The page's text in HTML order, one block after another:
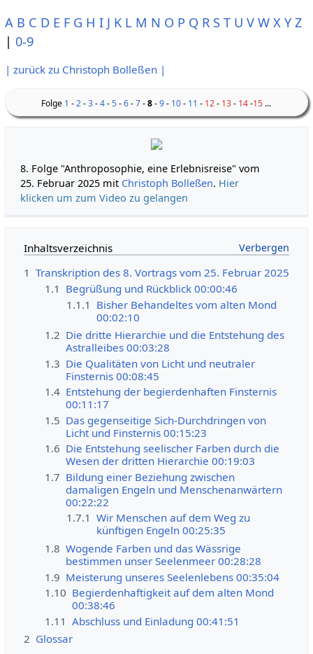
A B C D E F G H I J K L M N O P Q R S T U V W X Y Z
| 0-9
| zurück zu Christoph Bolleßen |
Folge 1 -2-3-4-5-6-7-8-9- 10- 11 - 12- 13- 14-15 ...
8. Folge "Anthroposophie, eine Erlebnisreise" vom
25. Februar 2025 mit Christoph Bolleßen. Hier
klicken um zum Video zu gelangen
Inhaltsverzeichnis
1 Transkription des 8. Vortrags vom 25. Februar 2025
1.1 Begrüßung und Rückblick 00:00:46
1.1.1 Bisher Behandeltes vom alten Mond
00:02:10
1.2 Die dritte Hierarchie und die Entstehung des
Astralleibes 00:03:28
1.3 Die Qualitäten von Licht und neutraler
Finsternis 00:08:45
1.4 Entstehung der begierdenhaften Finsternis
00:11:17
1.5 Das gegenseitige Sich-Durchdringen von
Licht und Finsternis 00:15:23
1.6 Die Entstehung seelischer Farben durch die
Wesen der dritten Hierarchie 00:19:03
1.7 Bildung einer Beziehung zwischen
damaligen Engeln und Menschenanwärtern
00:22:22
1.7.1 Wir Menschen auf dem Weg zu
künftigen Engeln 00:25:35
1.8 Wogende Farben und das Wässrige
bestimmen unser Seelenmeer 00:28:28
1.9 Meisterung unseres Seelenlebens 00:35:04
1.10 Begierdenhaftigkeit auf dem alten Mond
00:38:46
1.11 Abschluss und Einladung 00:41:51
2 Glossar